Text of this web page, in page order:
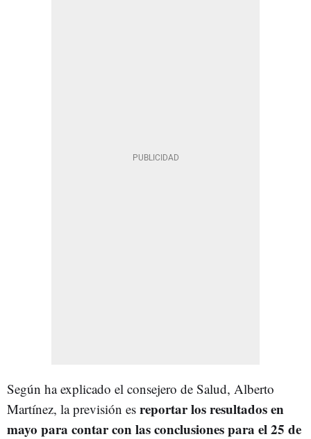
Según ha explicado el consejero de Salud, Alberto
Martínez, la previsión es reportar los resultados en
mayo para contar con las conclusiones para el 25 de